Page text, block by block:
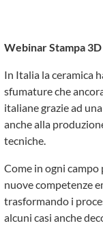
Webinar Stampa
In Italia la ceramica
sfumature che
italiane grazie ad
anche alla
tecniche.
Come in ogni
nuove competenze
trasformando i
alcuni casi anche